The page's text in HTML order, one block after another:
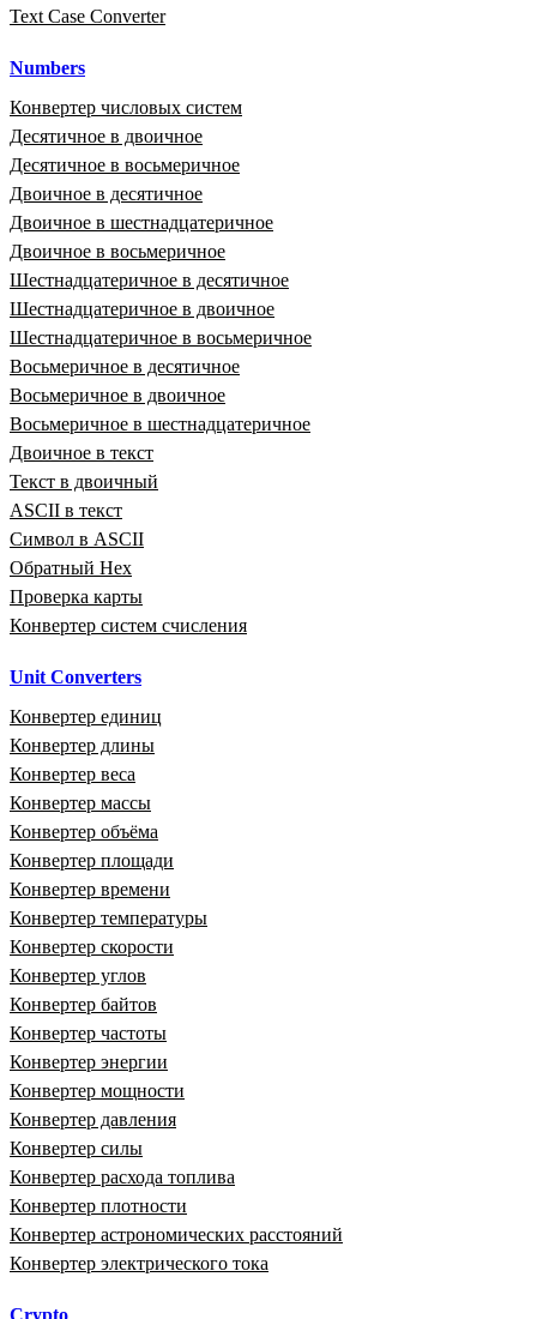
Text Case Converter
Numbers
Конвертер числовых систем
Десятичное в двоичное
Десятичное в восьмеричное
Двоичное в десятичное
Двоичное в шестнадцатеричное
Двоичное в восьмеричное
Шестнадцатеричное в десятичное
Шестнадцатеричное в двоичное
Шестнадцатеричное в восьмеричное
Восьмеричное в десятичное
Восьмеричное в двоичное
Восьмеричное в шестнадцатеричное
Двоичное в текст
Текст в двоичный
ASCII в текст
Символ в ASCII
Обратный Hex
Проверка карты
Конвертер систем счисления
Unit Converters
Конвертер единиц
Конвертер длины
Конвертер веса
Конвертер массы
Конвертер объёма
Конвертер площади
Конвертер времени
Конвертер температуры
Конвертер скорости
Конвертер углов
Конвертер байтов
Конвертер частоты
Конвертер энергии
Конвертер мощности
Конвертер давления
Конвертер силы
Конвертер расхода топлива
Конвертер плотности
Конвертер астрономических расстояний
Конвертер электрического тока